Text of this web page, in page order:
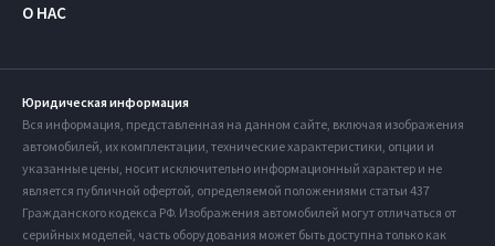
О НАС
Юридическая информация
Вся информация, представленная на данном сайте, включая изображения
автомобилей, их комплектации, технические характеристики, опции и
указанные цены, носит исключительно информационный характер и не
является публичной офертой, определяемой положениями статьи 437
Гражданского кодекса РФ. Изображения автомобилей могут отличаться от
серийных моделей, часть оборудования может быть доступна только как